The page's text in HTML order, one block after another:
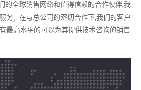
的全球销售网络和值得信赖的合作伙伴,我
务。 在与总公司的密切合作下,我们的客户
最高水平的可以为其提供技术咨询的销售